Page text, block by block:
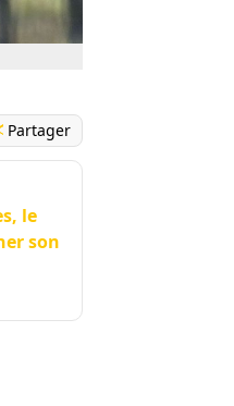
Partager
le
son